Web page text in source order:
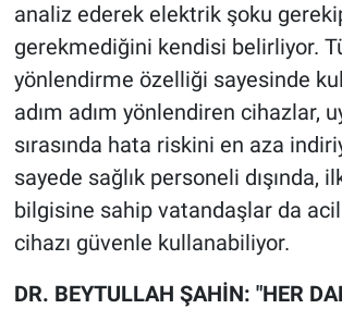
analiz ederek elektrik şoku
gerekmediğini kendisi belirliyor.
yönlendirme özelliği sayesinde
adım adım yönlendiren cihazlar,
sırasında hata riskini en aza
sayede sağlık personeli dışında,
bilgisine sahip vatandaşlar da
cihazı güvenle kullanabiliyor.
DR. BEYTULLAH ŞAHİN: "HER